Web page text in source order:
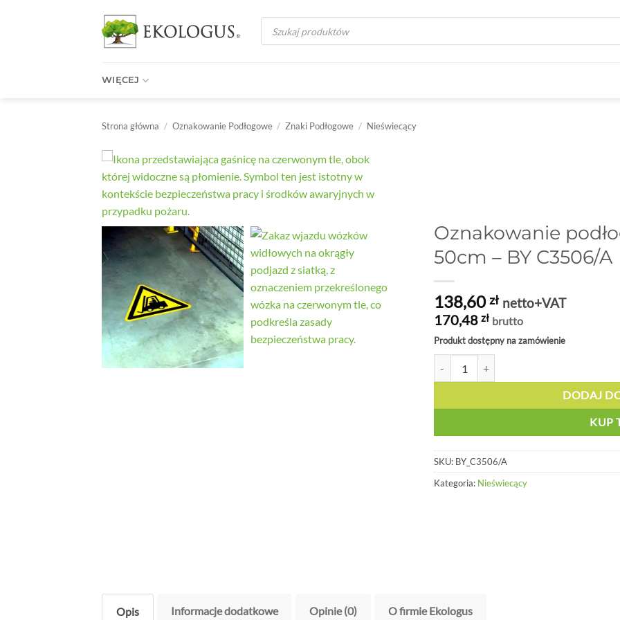
Wyszukiwarka
produktów
WIĘCEJ
Strona główna / Oznakowanie Podłogowe / Znaki Podłogowe / Nieświecący
Oznakowanie
50cm – BY C3506/A
138,60zł netto+VAT
170,48 zł brutto
Produkt dostępny na zamówienie
DODAJ
KUP
SKU: BY_C3506/A
Kategoria: Nieświecący
Opis Informacje dodatkowe Opinie (0) O firmie Ekologus